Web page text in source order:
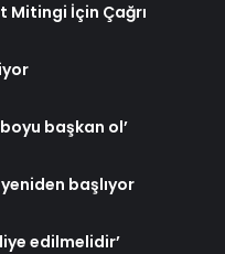
Mitingi İçin Çağrı
başkan ol’
yeniden başlıyor
edilmelidir’